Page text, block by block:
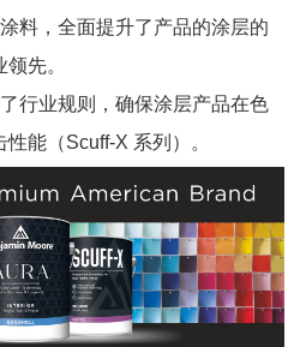
料，全面提升了产品的涂层的
先。
行业规则，确保涂层产品在色
能（Scuff-X 系列）。